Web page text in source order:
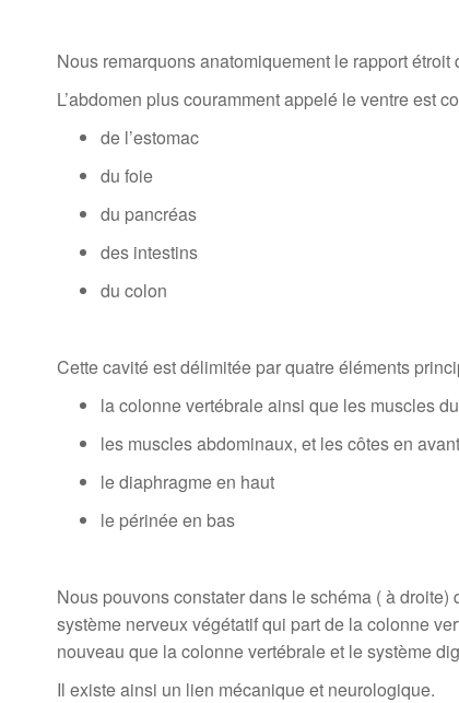
Nous remarquons anatomiquement le rapport
L’abdomen plus couramment appelé le ventre est
de l’estomac
du foie
du pancréas
des intestins
du colon
Cette cavité est délimitée par quatre éléments
la colonne vertébrale ainsi que les muscles
les muscles abdominaux, et les côtes en avant
le diaphragme en haut
le périnée en bas
Nous pouvons constater dans le schéma ( à
système nerveux végétatif qui part de la colonne
nouveau que la colonne vertébrale et le système
Il existe ainsi un lien mécanique et neurologique.